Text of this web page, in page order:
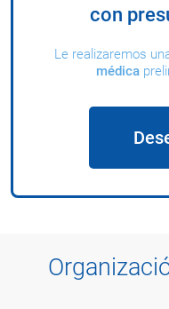
con
Le realizaremos
médica